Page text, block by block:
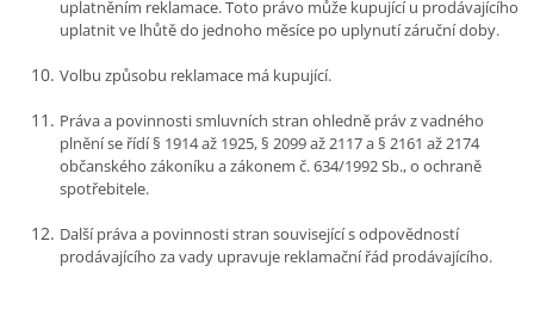
uplatněním reklamace. Toto právo může kupující u prodávajícího
uplatnit ve lhůtě do jednoho měsíce po uplynutí záruční doby.
Volbu způsobu reklamace má kupující.
Práva a povinnosti smluvních stran ohledně práv z vadného
plnění se řídí § 1914 až 1925, § 2099 až 2117 a § 2161 až 2174
občanského zákoníku a zákonem č. 634/1992 Sb., o ochraně
spotřebitele.
Další práva a povinnosti stran související s odpovědností
prodávajícího za vady upravuje reklamační řád prodávajícího.